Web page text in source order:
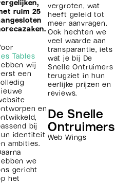
ruim 25
Tables
wij
een
en
bij
identiteit
ambities.
we
gericht
het
vergroten, wat
heeft geleid tot
meer aanvragen.
Ook hechten we
veel waarde aan
transparantie, iets
wat je bij De
Snelle Ontruimers
terugziet in hun
eerlijke prijzen en
reviews.
De Snelle
Ontruimers
Web Wings